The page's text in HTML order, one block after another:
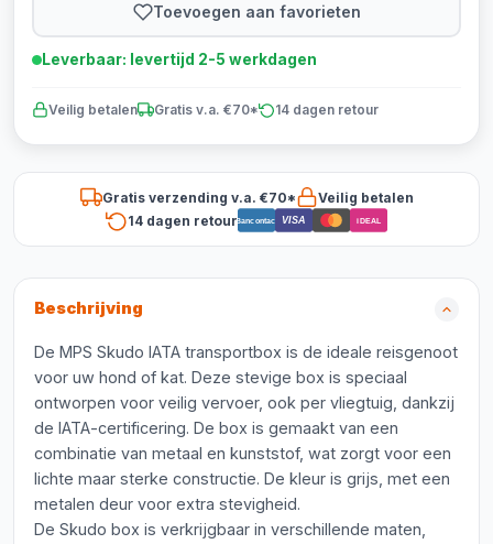
Toevoegen aan favorieten
Leverbaar: levertijd 2-5 werkdagen
Veilig betalen Gratis v.a. €70* 14 dagen retour
Gratis verzending v.a. €70*
Veilig betalen
14 dagen retourBancontact VISA iDEAL
Beschrijving
De MPS Skudo IATA transportbox is de ideale reisgenoot
voor uw hond of kat. Deze stevige box is speciaal
ontworpen voor veilig vervoer, ook per vliegtuig, dankzij
de IATA-certificering. De box is gemaakt van een
combinatie van metaal en kunststof, wat zorgt voor een
lichte maar sterke constructie. De kleur is grijs, met een
metalen deur voor extra stevigheid.
De Skudo box is verkrijgbaar in verschillende maten,